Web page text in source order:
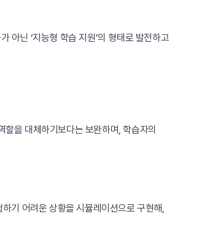
아닌 ‘지능형 학습 지원’의 형태로 발전하고
을 대체하기보다는 보완하며, 학습자의
기 어려운 상황을 시뮬레이션으로 구현해,